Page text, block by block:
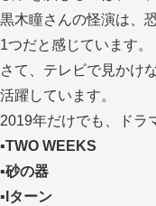
黒木瞳さんの怪演は、
1つだと感じています。
さて、テレビで見かけ
活躍しています。
2019年だけでも、ドラ
▪TWO WEEKS
▪砂の器
▪Iターン